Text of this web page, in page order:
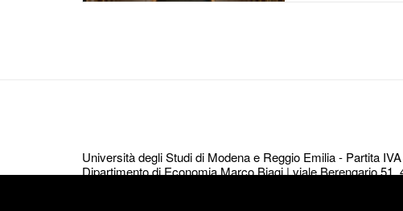
Università degli Studi di Modena e Reggio Emilia - Partita
Dipartimento di Economia Marco Biagi | viale Berengario
© per tutti i contenuti Dipartimento di Economia Marco